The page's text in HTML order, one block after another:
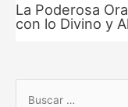
La Poderosa
con lo Divino y